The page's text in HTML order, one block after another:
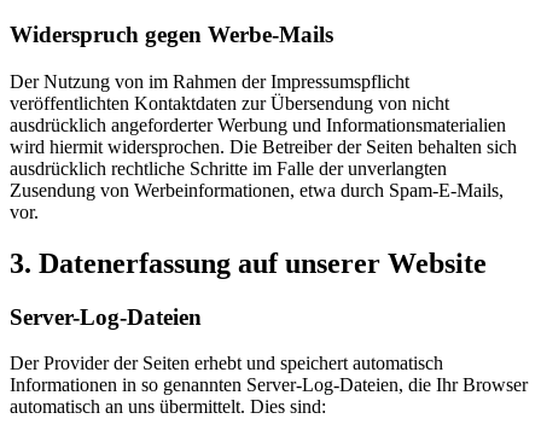
Widerspruch gegen Werbe-Mails
Der Nutzung von im Rahmen der Impressumspflicht
veröffentlichten Kontaktdaten zur Übersendung von nicht
ausdrücklich angeforderter Werbung und Informationsmaterialien
wird hiermit widersprochen. Die Betreiber der Seiten behalten sich
ausdrücklich rechtliche Schritte im Falle der unverlangten
Zusendung von Werbeinformationen, etwa durch Spam-E-Mails,
vor.
3. Datenerfassung auf unserer Website
Server-Log-Dateien
Der Provider der Seiten erhebt und speichert automatisch
Informationen in so genannten Server-Log-Dateien, die Ihr Browser
automatisch an uns übermittelt. Dies sind: